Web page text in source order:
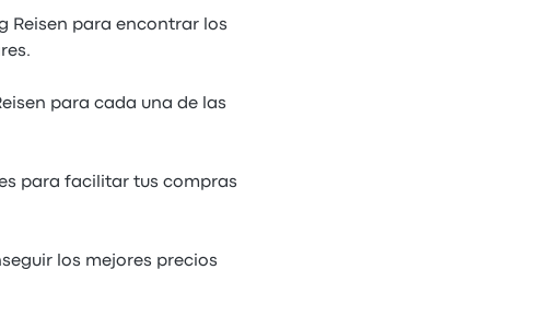
Reisen para encontrar los
para cada una de las
para facilitar tus compras
los mejores precios